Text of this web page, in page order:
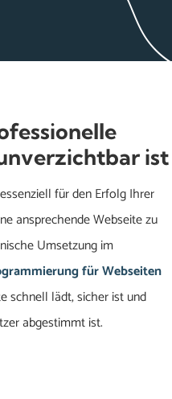
ist
für den Erfolg Ihrer
ansprechende Webseite zu
Umsetzung im
für Webseiten
schnell lädt, sicher ist und
abgestimmt ist.